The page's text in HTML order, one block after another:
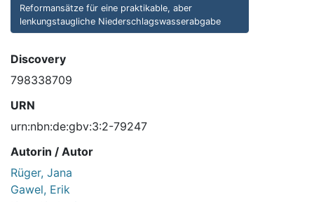
Reformansätze für eine praktikable, aber
lenkungstaugliche Niederschlagswasserabgabe
Discovery
798338709
URN
urn:nbn:de:gbv:3:2-79247
Autorin / Autor
Rüger, Jana
Gawel, Erik